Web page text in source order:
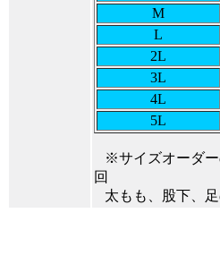
M
L
2L
3L
4L
5L
※サイズオーダ
回
太もも、股下、